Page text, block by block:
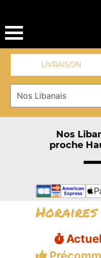
LIVRAISON
Nos
proche